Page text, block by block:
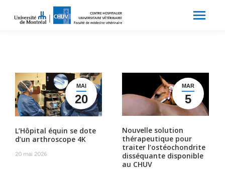
MAI
20
L’Hôpital équin se dote
d’un arthroscope 4K
20 mai 2026
MAR
5
Nouvelle solution
thérapeutique pour
traiter l’ostéochondrite
disséquante disponible
au CHUV